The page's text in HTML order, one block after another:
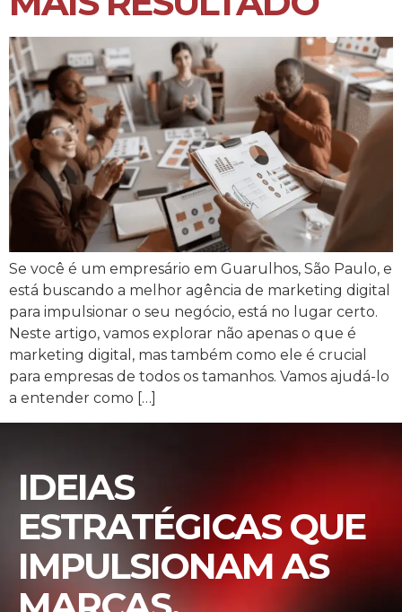
Se você é um empresário em Guarulhos, São Paulo, e
está buscando a melhor agência de marketing digital
para impulsionar o seu negócio, está no lugar certo.
Neste artigo, vamos explorar não apenas o que é
marketing digital, mas também como ele é crucial
para empresas de todos os tamanhos. Vamos ajudá-lo
a entender como […]
IDEIAS
ESTRATÉGICAS QUE
IMPULSIONAM AS